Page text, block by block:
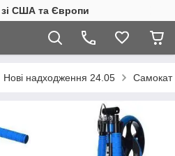
зі США та Європи
Нові надходження 24.05 Самокат